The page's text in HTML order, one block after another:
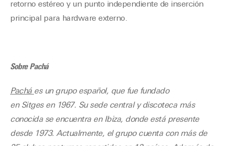
retorno estéreo y un punto independiente de inserción
principal para hardware externo.
Sobre Pachá
Pachá es un grupo español, que fue fundado
en Sitges en 1967. Su sede central y discoteca más
conocida se encuentra en Ibiza, donde está presente
desde 1973. Actualmente, el grupo cuenta con más de